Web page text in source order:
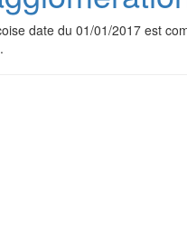
date du 01/01/2017 est